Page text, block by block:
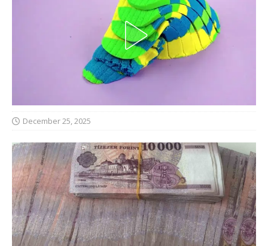
December 25, 2025